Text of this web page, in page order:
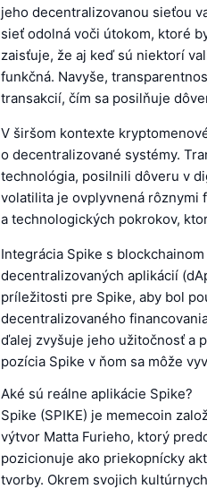
jeho decentralizovanou sieťou
sieť odolná voči útokom, ktoré
zaisťuje, že aj keď sú niektorí
funkčná. Navyše,
transakcií, čím sa posilňuje
V širšom kontexte
o decentralizované systémy.
technológia, posilnili dôveru v
volatilita je ovplyvnená rôznymi
a technologických pokrokov,
Integrácia Spike s
decentralizovaných aplikácií
príležitosti pre Spike, aby bol
decentralizovaného
ďalej zvyšuje jeho užitočnosť a
pozícia Spike v ňom sa môže
Aké sú reálne aplikácie Spike?
Spike (SPIKE) je memecoin
výtvor Matta Furieho, ktorý
pozicionuje ako priekopnícky
tvorby. Okrem svojich